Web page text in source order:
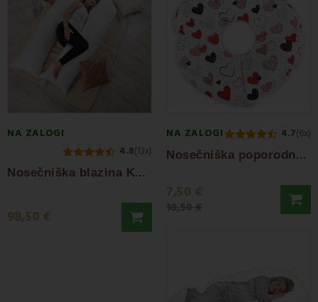
NA ZALOGI
4.8(13x)
N
osečniška blazina Komfortlux EMI
98,50 €
NA ZALOGI 4.7(6x)
N
osečniška poporodna sedežna blazina
7,50 €